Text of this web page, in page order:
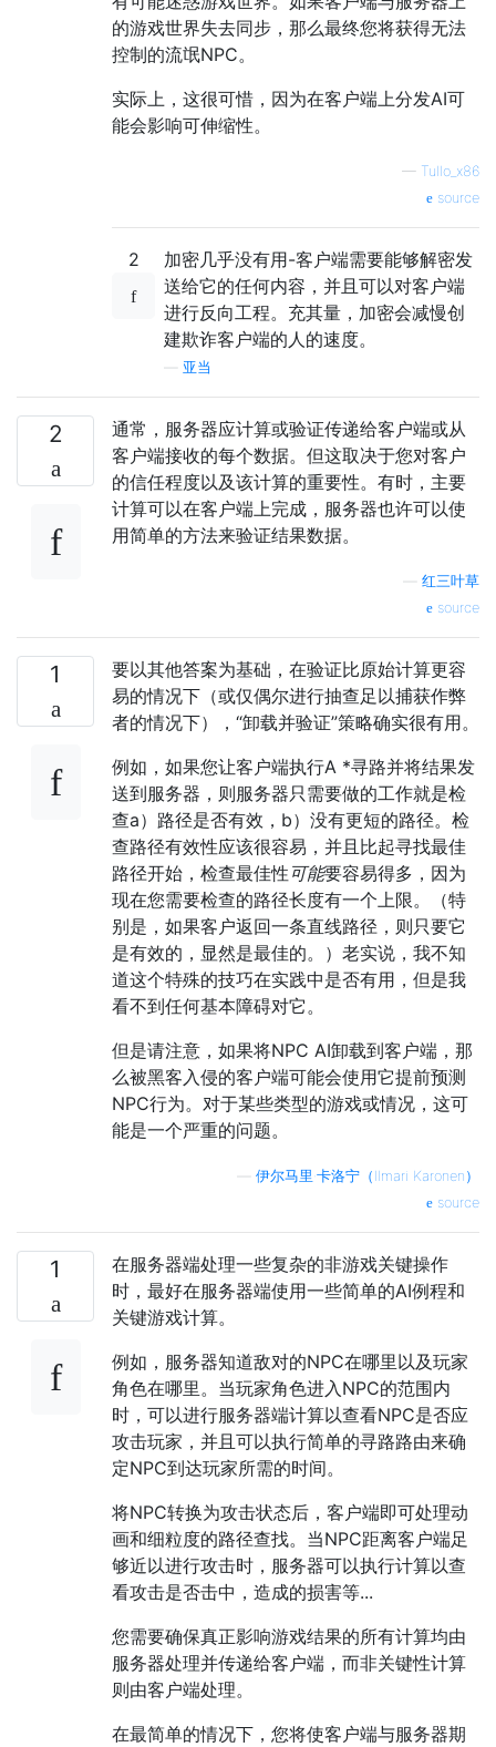
的游戏世界失去同步，那么最终您将获得无法
控制的流氓NPC。
实际上，这很可惜，因为在客户端上分发AI可
能会影响可伸缩性。
— Tullo_x86
source
2
加密几乎没有用-客户端需要能够解密发
送给它的任何内容，并且可以对客户端
进行反向工程。充其量，加密会减慢创
建欺诈客户端的人的速度。
亚当
2
通常，服务器应计算或验证传递给客户端或从
客户端接收的每个数据。但这取决于您对客户
的信任程度以及该计算的重要性。有时，主要
计算可以在客户端上完成，服务器也许可以使
用简单的方法来验证结果数据。
红三叶草
source
1
要以其他答案为基础，在验证比原始计算更容
易的情况下（或仅偶尔进行抽查足以捕获作弊
者的情况下），“卸载并验证”策略确实很有用。
例如，如果您让客户端执行A *寻路并将结果发
送到服务器，则服务器只需要做的工作就是检
查a）路径是否有效，b）没有更短的路径。检
查路径有效性应该很容易，并且比起寻找最佳
路径开始，检查最佳性 可能要容易得多，因为
现在您需要检查的路径长度有一个上限。（特
别是，如果客户返回一条直线路径，则只要它
是有效的，显然是最佳的。）老实说，我不知
道这个特殊的技巧在实践中是否有用，但是我
看不到任何基本障碍对它。
但是请注意，如果将NPC AI卸载到客户端，那
么被黑客入侵的客户端可能会使用它提前预测
NPC行为。对于某些类型的游戏或情况，这可
能是一个严重的问题。
伊尔马里·卡洛宁（Ilmari Karonen）
source
1
在服务器端处理一些复杂的非游戏关键操作
时，最好在服务器端使用一些简单的AI例程和
关键游戏计算。
例如，服务器知道敌对的NPC在哪里以及玩家
角色在哪里。当玩家角色进入NPC的范围内
时，可以进行服务器端计算以查看NPC是否应
攻击玩家，并且可以执行简单的寻路路由来确
定NPC到达玩家所需的时间。
将NPC转换为攻击状态后，客户端即可处理动
画和细粒度的路径查找。当NPC距离客户端足
够近以进行攻击时，服务器可以执行计算以查
看攻击是否击中，造成的损害等...
您需要确保真正影响游戏结果的所有计算均由
服务器处理并传递给客户端，而非关键性计算
则由客户端处理。
在最简单的情况下，您将使客户端与服务器期